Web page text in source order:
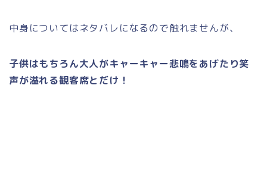
中身についてはネタバレになるので触れませんが、
子供はもちろん大人がキャーキャー悲鳴をあげたり笑
声が溢れる観客席とだけ！